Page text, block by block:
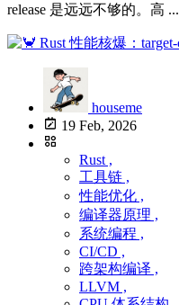
release 是远远不够的。高 ...
houseme
19 Feb, 2026
Rust ,
工具链 ,
性能优化 ,
编译器原理 ,
系统编程 ,
CI/CD ,
跨架构编译 ,
LLVM ,